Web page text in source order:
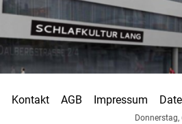
Kontakt AGB Impressum